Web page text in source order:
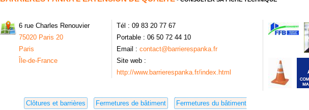
6 rue Charles Renouvier
75020 Paris 20
Paris
Île-de-France
Tél : 09 83 20 77 67
Portable : 06 50 72 44 10
Email : contact@barrierespanka.fr
Site web :
http://www.barrierespanka.fr/index.html
Clôtures et barrières Fermetures de bâtiment
Fermetures du bâtiment